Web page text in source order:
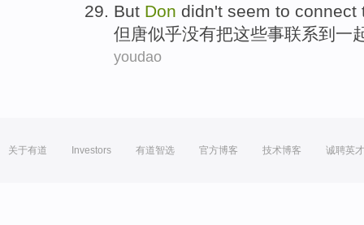
But Don didn't seem to connect
但唐似乎没有把这些事联系到一
youdao
关于有道 Investors 有道智选 官方博客 技术博客 诚聘英才